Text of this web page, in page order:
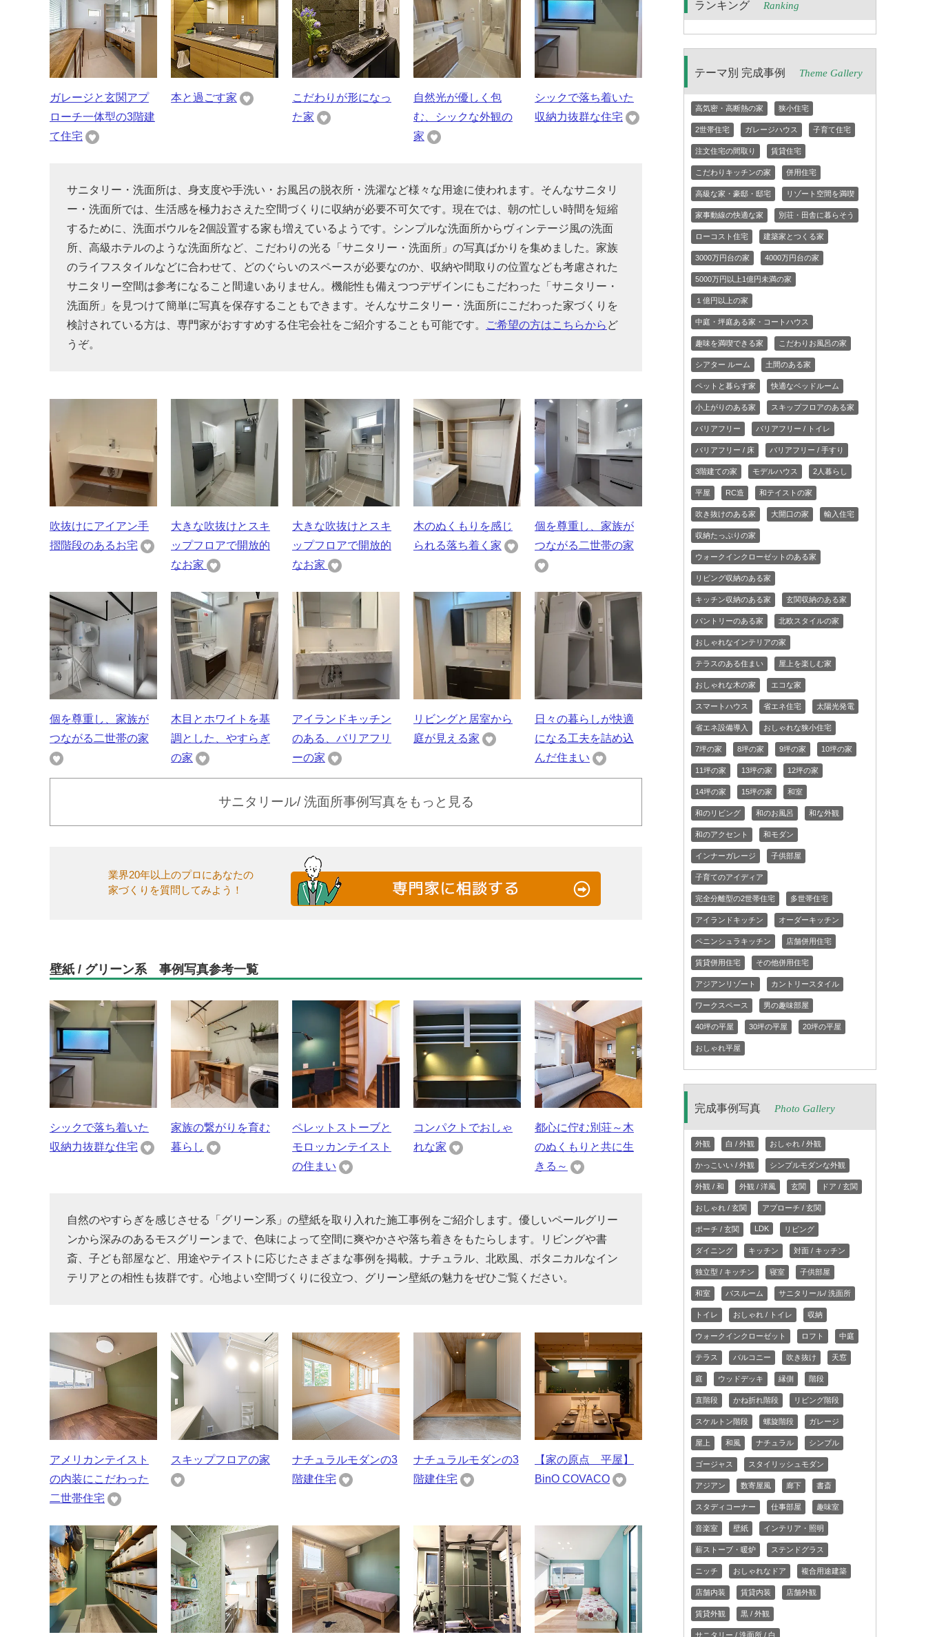
ガレージと玄関アプ
ローチ一体型の3階建
て住宅
本と過ごす家
こだわりが形になっ
た家
自然光が優しく包
む、シックな外観の
家
シックで落ち着いた
収納力抜群な住宅
サニタリー・洗面所は、身支度や手洗い・お風呂の脱衣所・洗濯など様々な用途に使われます。そんなサニタリ
ー・洗面所では、生活感を極力おさえた空間づくりに収納が必要不可欠です。現在では、朝の忙しい時間を短縮
するために、洗面ボウルを2個設置する家も増えているようです。シンプルな洗面所からヴィンテージ風の洗面
所、高級ホテルのような洗面所など、こだわりの光る「サニタリー・洗面所」の写真ばかりを集めました。家族
のライフスタイルなどに合わせて、どのぐらいのスペースが必要なのか、収納や間取りの位置なども考慮された
サニタリー空間は参考になること間違いありません。機能性も備えつつデザインにもこだわった「サニタリー・
洗面所」を見つけて簡単に写真を保存することもできます。そんなサニタリー・洗面所にこだわった家づくりを
検討されている方は、専門家がおすすめする住宅会社をご紹介することも可能です。
ご希望の方はこちらから ど
うぞ。
吹抜けにアイアン手
摺階段のあるお宅
大きな吹抜けとスキ
ップフロアで開放的
なお家
大きな吹抜けとスキ
ップフロアで開放的
なお家
木のぬくもりを感じ
られる落ち着く家
個を尊重し、家族が
つながる二世帯の家
個を尊重し、家族が
つながる二世帯の家
木目とホワイトを基
調とした、やすらぎ
の家
アイランドキッチン
のある、バリアフリ
ーの家
リビングと居室から
庭が見える家
日々の暮らしが快適
になる工夫を詰め込
んだ住まい
サニタリール/ 洗面所事例写真をもっと見る
業界20年以上のプロにあなたの
家づくりを質問してみよう！
壁紙 / グリーン系 事例写真参考一覧
シックで落ち着いた
収納力抜群な住宅
家族の繋がりを育む
暮らし
ペレットストーブと
モロッカンテイスト
の住まい
コンパクトでおしゃ
れな家
都心に佇む別荘～木
のぬくもりと共に生
きる～
自然のやすらぎを感じさせる「グリーン系」の壁紙を取り入れた施工事例をご紹介します。優しいペールグリー
ンから深みのあるモスグリーンまで、色味によって空間に爽やかさや落ち着きをもたらします。リビングや書
斎、子ども部屋など、用途やテイストに応じたさまざまな事例を掲載。ナチュラル、北欧風、ボタニカルなイン
テリアとの相性も抜群です。心地よい空間づくりに役立つ、グリーン壁紙の魅力をぜひご覧ください。
アメリカンテイスト
の内装にこだわった
二世帯住宅
スキップフロアの家
ナチュラルモダンの3
階建住宅
ナチュラルモダンの3
階建住宅
【家の原点 平屋】
BinO COVACO
ランキング Ranking
テーマ別 完成事例 Theme Gallery
高気密・高断熱の家 狭小住宅
2世帯住宅 ガレージハウス 子育て住宅
注文住宅の間取り 賃貸住宅
こだわりキッチンの家 併用住宅
高級な家・豪邸・邸宅 リゾート空間を満喫
家事動線の快適な家 別荘・田舎に暮らそう
ローコスト住宅 建築家とつくる家
3000万円台の家 4000万円台の家
5000万円以上1億円未満の家
１億円以上の家
中庭・坪庭ある家・コートハウス
趣味を満喫できる家 こだわりお風呂の家
シアター ルーム 土間のある家
ペットと暮らす家 快適なベッドルーム
小上がりのある家 スキップフロアのある家
バリアフリー バリアフリー / トイレ
バリアフリー / 床 バリアフリー / 手すり
3階建ての家 モデルハウス 2人暮らし
平屋 RC造 和テイストの家
吹き抜けのある家 大開口の家 輸入住宅
収納たっぷりの家
ウォークインクローゼットのある家
リビング収納のある家
キッチン収納のある家 玄関収納のある家
パントリーのある家 北欧スタイルの家
おしゃれなインテリアの家
テラスのある住まい 屋上を楽しむ家
おしゃれな木の家 エコな家
スマートハウス 省エネ住宅 太陽光発電
省エネ設備導入 おしゃれな狭小住宅
7坪の家 8坪の家 9坪の家 10坪の家
11坪の家 13坪の家 12坪の家
14坪の家 15坪の家 和室
和のリビング 和のお風呂 和な外観
和のアクセント 和モダン
インナーガレージ 子供部屋
子育てのアイディア
完全分離型の2世帯住宅 多世帯住宅
アイランドキッチン オーダーキッチン
ペニンシュラキッチン 店舗併用住宅
賃貸併用住宅 その他併用住宅
アジアンリゾート カントリースタイル
ワークスペース 男の趣味部屋
40坪の平屋 30坪の平屋 20坪の平屋
おしゃれ平屋
完成事例写真 Photo Gallery
外観 白 / 外観 おしゃれ / 外観
かっこいい / 外観 シンプルモダンな外観
外観 / 和 外観 / 洋風 玄関 ドア / 玄関
おしゃれ / 玄関 アプローチ / 玄関
ポーチ / 玄関 LDK リビング
ダイニング キッチン 対面 / キッチン
独立型 / キッチン 寝室 子供部屋
和室 バスルーム サニタリール/ 洗面所
トイレ おしゃれ / トイレ 収納
ウォークインクローゼット ロフト 中庭
テラス バルコニー 吹き抜け 天窓
庭 ウッドデッキ 縁側 階段
直階段 かね折れ階段 リビング階段
スケルトン階段 螺旋階段 ガレージ
屋上 和風 ナチュラル シンプル
ゴージャス スタイリッシュモダン
アジアン 数寄屋風 廊下 書斎
スタディコーナー 仕事部屋 趣味室
音楽室 壁紙 インテリア・照明
薪ストーブ・暖炉 ステンドグラス
ニッチ おしゃれなドア 複合用途建築
店舗内装 賃貸内装 店舗外観
賃貸外観 黒 / 外観
サニタリー / 洗面所 / 白